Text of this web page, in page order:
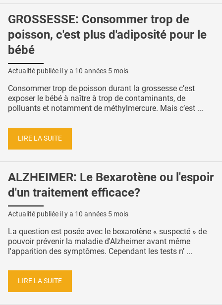
GROSSESSE: Consommer trop de
poisson, c'est plus d'adiposité pour le
bébé
Actualité publiée il y a 10 années 5 mois
Consommer trop de poisson durant la grossesse c’est
exposer le bébé à naître à trop de contaminants, de
polluants et notamment de méthylmercure. Mais c’est ...
LIRE LA SUITE
ALZHEIMER: Le Bexarotène ou l'espoir
d'un traitement efficace?
Actualité publiée il y a 10 années 5 mois
La question est posée avec le bexarotène « suspecté » de
pouvoir prévenir la maladie d'Alzheimer avant même
l'apparition des symptômes. Cependant les tests n’ ...
LIRE LA SUITE